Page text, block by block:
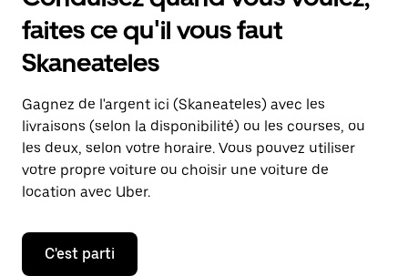
faites ce qu'il vous faut
Skaneateles
Gagnez de l'argent ici (Skaneateles) avec les
livraisons (selon la disponibilité) ou les courses, ou
les deux, selon votre horaire. Vous pouvez utiliser
votre propre voiture ou choisir une voiture de
location avec Uber.
C'est parti